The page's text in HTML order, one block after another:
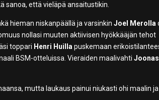
sanoa, että vieläpä ansaitustikin.
hieman niskanpäällä ja varsinkinJoel Merolla
nollasi muuten aktiivisen hyökkääjän tehot
toppari Henri Huillapuskemaan
BSM-otteluissa. Vieraiden maalivahtiJoonas
mutta laukaus painui niukasti ohi maalin